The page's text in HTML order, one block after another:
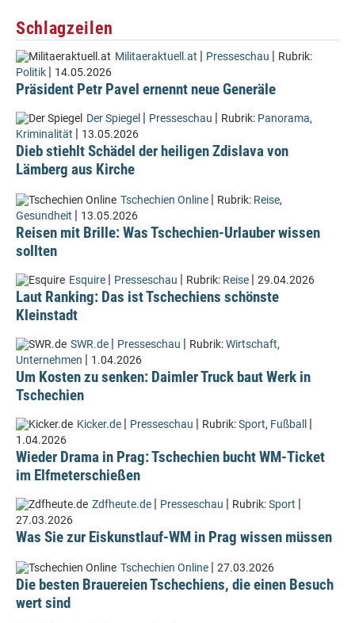
Schlagzeilen
Militaeraktuell.at | Presseschau | Rubrik:
Politik | 14.05.2026
Präsident Petr Pavel ernennt neue Generäle
Der Spiegel | Presseschau | Rubrik: Panorama,
Kriminalität | 13.05.2026
Dieb stiehlt Schädel der heiligen Zdislava von
Lämberg aus Kirche
Tschechien Online | Rubrik: Reise,
Gesundheit | 13.05.2026
Reisen mit Brille: Was Tschechien-Urlauber wissen
sollten
Esquire | Presseschau | Rubrik: Reise | 29.04.2026
Laut Ranking: Das ist Tschechiens schönste
Kleinstadt
SWR.de | Presseschau | Rubrik:Wirtschaft,
Unternehmen | 1.04.2026
Um Kosten zu senken: Daimler Truck baut Werk in
Tschechien
Kicker.de | Presseschau | Rubrik:Sport, Fußball |
1.04.2026
Wieder Drama in Prag: Tschechien bucht WM-Ticket
im Elfmeterschießen
Zdfheute.de | Presseschau | Rubrik:Sport |
27.03.2026
Was Sie zur Eiskunstlauf-WM in Prag wissen müssen
Tschechien Online | 27.03.2026
Die besten Brauereien Tschechiens, die einen Besuch
wert sind